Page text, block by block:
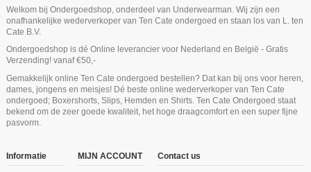
Welkom bij Ondergoedshop, onderdeel van Underwearman. Wij zijn een
onafhankelijke wederverkoper van Ten Cate ondergoed en staan los van L. ten
Cate B.V.
Ondergoedshop is dé Online leverancier voor Nederland en België - Gratis
Verzending! vanaf €50,-
Gemakkelijk online Ten Cate ondergoed bestellen? Dat kan bij ons voor heren,
dames, jongens en meisjes! Dé beste online wederverkoper van Ten Cate
ondergoed; Boxershorts, Slips, Hemden en Shirts. Ten Cate Ondergoed staat
bekend om de zeer goede kwaliteit, het hoge draagcomfort en een super fijne
pasvorm.
Informatie MIJN ACCOUNT Contact us